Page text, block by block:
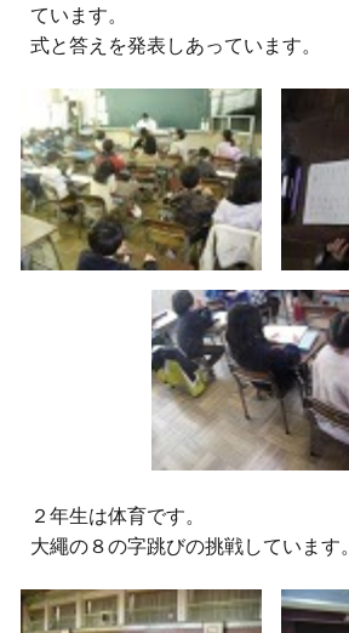
ています。
式と答えを発表しあっています。
２年生は体育です。
大繩の８の字跳びの挑戦しています。